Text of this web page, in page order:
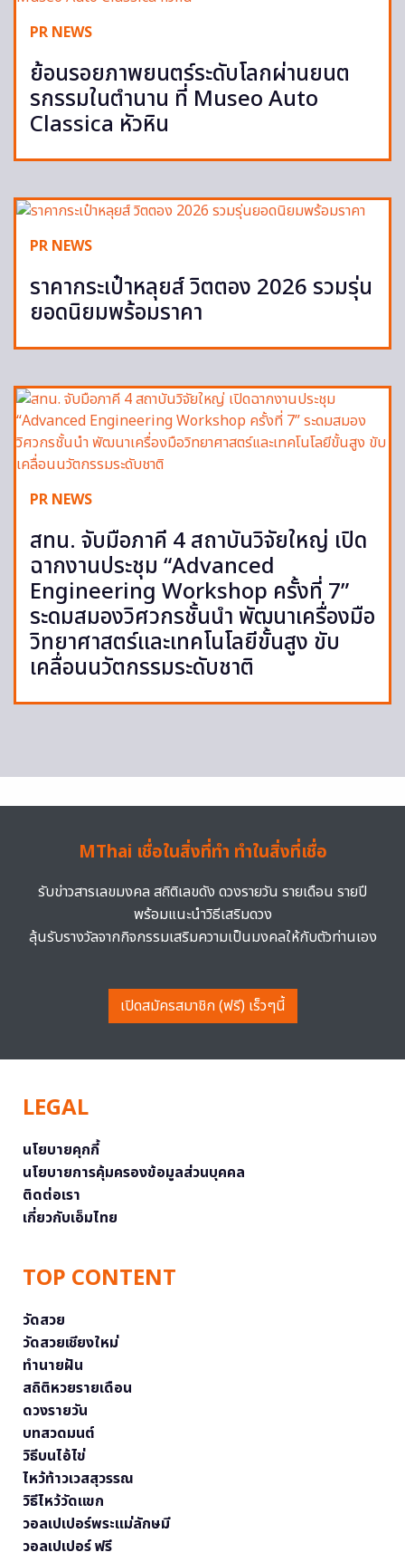
PR NEWS
ย้อนรอยภาพยนตร์ระดับโลกผ่านยนต
รกรรมในตำนาน ที่ Museo Auto
Classica หัวหิน
PR NEWS
ราคากระเป๋าหลุยส์ วิตตอง 2026 รวมรุ่น
ยอดนิยมพร้อมราคา
PR NEWS
สทน. จับมือภาคี 4 สถาบันวิจัยใหญ่ เปิด
ฉากงานประชุม “Advanced
Engineering Workshop ครั้งที่ 7”
ระดมสมองวิศวกรชั้นนำ พัฒนาเครื่องมือ
วิทยาศาสตร์และเทคโนโลยีขั้นสูง ขับ
เคลื่อนนวัตกรรมระดับชาติ
MThai เชื่อในสิ่งที่ทำ ทำในสิ่งที่เชื่อ
รับข่าวสารเลขมงคล สถิติเลขดัง ดวงรายวัน รายเดือน รายปี
พร้อมแนะนำวิธีเสริมดวง
ลุ้นรับรางวัลจากกิจกรรมเสริมความเป็นมงคลให้กับตัวท่านเอง
เปิดสมัครสมาชิก (ฟรี) เร็วๆนี้
LEGAL
นโยบายคุกกี้
นโยบายการคุ้มครองข้อมูลส่วนบุคคล
ติดต่อเรา
เกี่ยวกับเอ็มไทย
TOP CONTENT
วัดสวย
วัดสวยเชียงใหม่
ทำนายฝัน
สถิติหวยรายเดือน
ดวงรายวัน
บทสวดมนต์
วิธีบนไอ้ไข่
ไหว้ท้าวเวสสุวรรณ
วิธีไหว้วัดแขก
วอลเปเปอร์พระแม่ลักษมี
วอลเปเปอร์ ฟรี